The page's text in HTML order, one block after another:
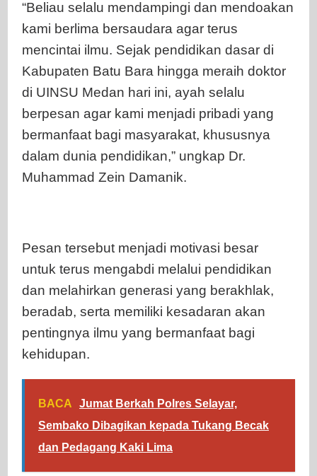
“Beliau selalu mendampingi dan mendoakan
kami berlima bersaudara agar terus
mencintai ilmu. Sejak pendidikan dasar di
Kabupaten Batu Bara hingga meraih doktor
di UINSU Medan hari ini, ayah selalu
berpesan agar kami menjadi pribadi yang
bermanfaat bagi masyarakat, khususnya
dalam dunia pendidikan,” ungkap Dr.
Muhammad Zein Damanik.
Pesan tersebut menjadi motivasi besar
untuk terus mengabdi melalui pendidikan
dan melahirkan generasi yang berakhlak,
beradab, serta memiliki kesadaran akan
pentingnya ilmu yang bermanfaat bagi
kehidupan.
BACA
Jumat Berkah Polres Selayar,
Sembako Dibagikan kepada Tukang Becak
dan Pedagang Kaki Lima